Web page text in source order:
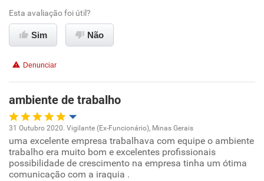
Conciliação com a vida familiar
Esta avaliação foi útil?
Sim Não
Denunciar
ambiente de trabalho
Oportunidade de promoção
Ambiente de trabalho
31 Outubro 2020. Vigilante (Ex-Funcionário), Minas Gerais
uma excelente empresa trabalhava com equipe o ambiente
trabalho era muito bom e excelentes profissionais
possibilidade de crescimento na empresa tinha um ótima
comunicação com a iraquia .